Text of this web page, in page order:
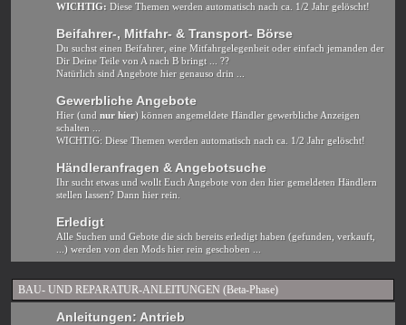
WICHTIG: Diese Themen werden automatisch nach ca. 1/2 Jahr gelöscht!
Beifahrer-, Mitfahr- & Transport- Börse
Du suchst einen Beifahrer, eine Mitfahrgelegenheit oder einfach jemanden der
Dir Deine Teile von A nach B bringt ... ??
Natürlich sind Angebote hier genauso drin ...
Gewerbliche Angebote
Hier (und nur hier) können angemeldete Händler gewerbliche Anzeigen
schalten ...
WICHTIG: Diese Themen werden automatisch nach ca. 1/2 Jahr gelöscht!
Händleranfragen & Angebotsuche
Ihr sucht etwas und wollt Euch Angebote von den hier gemeldeten Händlern
stellen lassen? Dann hier rein.
Erledigt
Alle Suchen und Gebote die sich bereits erledigt haben (gefunden, verkauft,
...) werden von den Mods hier rein geschoben ...
BAU- UND REPARATUR-ANLEITUNGEN (Beta-Phase)
Anleitungen: Antrieb